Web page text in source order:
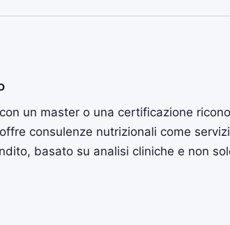
un master o una certificazione
consulenze nutrizionali come
basato su analisi cliniche e non